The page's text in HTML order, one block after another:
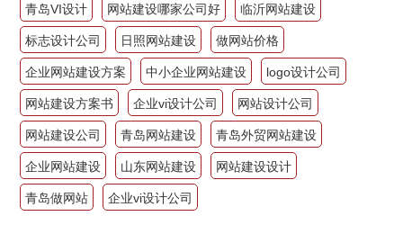
青岛VI设计 网站建设哪家公司好 临沂网站建设
标志设计公司 日照网站建设 做网站价格
企业网站建设方案 中小企业网站建设 logo设计公司
网站建设方案书 企业vi设计公司 网站设计公司
网站建设公司 青岛网站建设 青岛外贸网站建设
企业网站建设 山东网站建设 网站建设设计
青岛做网站 企业vi设计公司